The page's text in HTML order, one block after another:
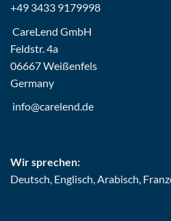
+49 3433 9179998
CareLend GmbH
Feldstr. 4a
06667 Weißenfels
Germany
info@carelend.de
Wir sprechen:
Deutsch, Englisch, Arabisch,